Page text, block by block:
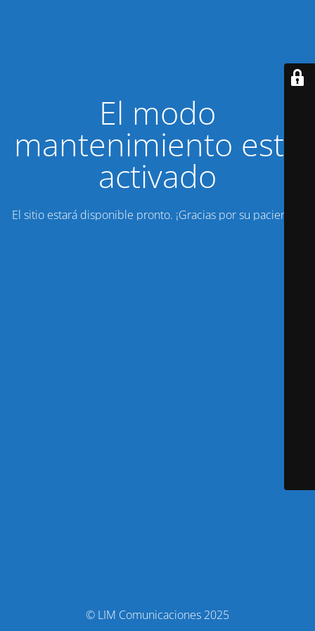
El modo
mantenimiento está
activado
El sitio estará disponible pronto. ¡Gracias por su paciencia!
© LIM Comunicaciones 2025